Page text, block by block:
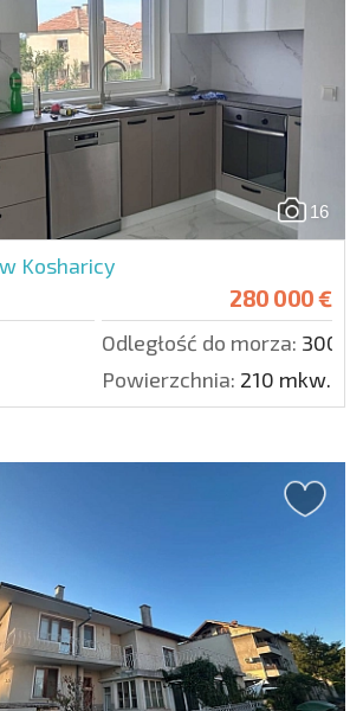
16
Kosharicy
280 000 €
Odległość do morza: 3000
Powierzchnia: 210 mkw.